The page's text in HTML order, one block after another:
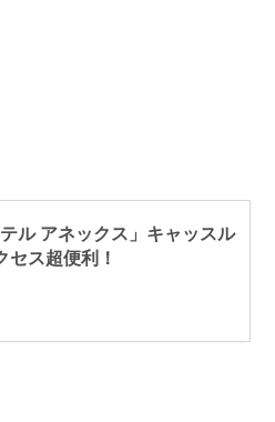
ル アネックス」キャッスル
セス超便利！